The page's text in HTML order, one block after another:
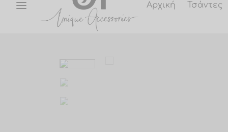
Αρχική Τσάντες